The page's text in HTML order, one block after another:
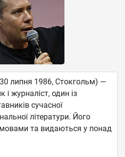
липня 1986, Стокгольм) —
журналіст, один із
сучасної
літератури. Його
та видаються у понад